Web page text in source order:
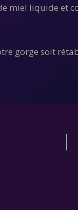
miel liquide et
gorge soit